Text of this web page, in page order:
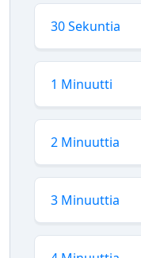
30 Sekuntia
1 Minuutti
2 Minuuttia
3 Minuuttia